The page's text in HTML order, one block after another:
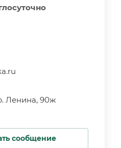
Ленина, 90ж
сообщение